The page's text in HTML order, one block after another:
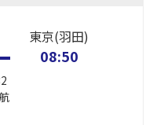
東京(羽田)
08:50